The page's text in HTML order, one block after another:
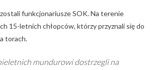
funkcjonariusze SOK. Na terenie
15-letnich chłopców, którzy przyznali się do
torach.
mundurowi dostrzegli na